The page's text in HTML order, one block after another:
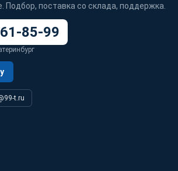
Подбор, поставка со склада, поддержка.
85-99
t.ru